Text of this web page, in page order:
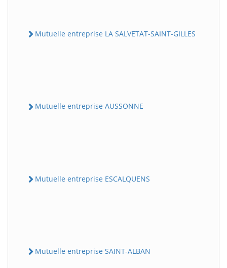
Mutuelle entreprise LA SALVETAT-SAINT-GILLES
Mutuelle entreprise AUSSONNE
Mutuelle entreprise ESCALQUENS
Mutuelle entreprise SAINT-ALBAN